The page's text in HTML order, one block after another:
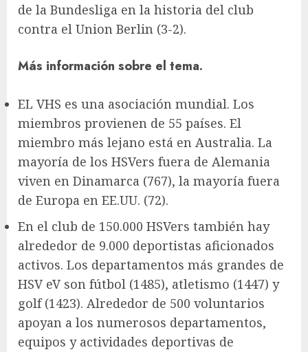
de la Bundesliga en la historia del club
contra el Union Berlin (3-2).
Más información sobre el tema.
EL VHS es una asociación mundial. Los
miembros provienen de 55 países. El
miembro más lejano está en Australia. La
mayoría de los HSVers fuera de Alemania
viven en Dinamarca (767), la mayoría fuera
de Europa en EE.UU. (72).
En el club de 150.000 HSVers también hay
alrededor de 9.000 deportistas aficionados
activos. Los departamentos más grandes de
HSV eV son fútbol (1485), atletismo (1447) y
golf (1423). Alrededor de 500 voluntarios
apoyan a los numerosos departamentos,
equipos y actividades deportivas de